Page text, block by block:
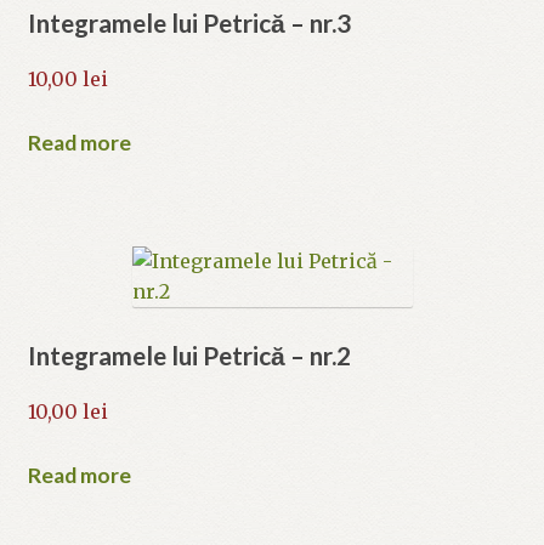
Integramele lui Petrică – nr.3
10,00 lei
Read more
Integramele lui Petrică – nr.2
10,00 lei
Read more